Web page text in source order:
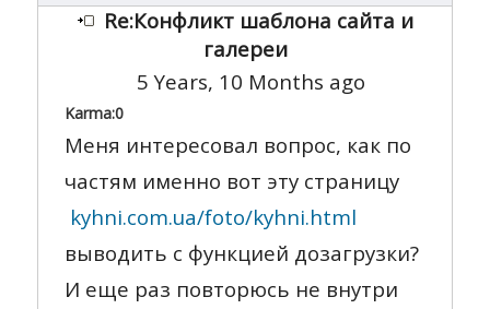
Re:Конфликт шаблона сайта и
галереи
5 Years, 10 Months ago
Karma:0
Меня интересовал вопрос, как по
частям именно вот эту страницу
kyhni.com.ua/foto/kyhni.html
выводить с функцией дозагрузки?
И еще раз повторюсь не внутри